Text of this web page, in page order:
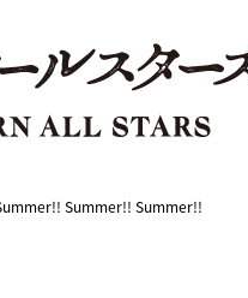
Summer!! Summer!!